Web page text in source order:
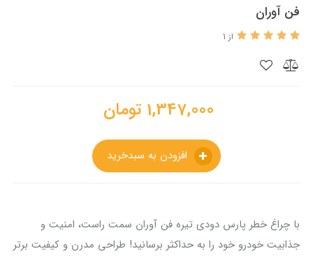
فن آوران
از 1
1,347,000 تومان
با چراغ خطر پارس دودی تیره فن آوران سمت راست، امنیت و
جذابیت خودرو خود را به حداکثر برسانید! طراحی مدرن و کیفیت برتر